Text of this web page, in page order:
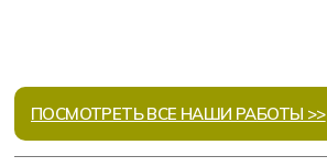
ПОСМОТРЕТЬ ВСЕ НАШИ РАБОТЫ >>